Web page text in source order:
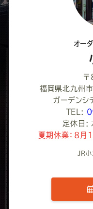
オー
福岡県北九州市
ガーデンシ
TEL:
定休日:
夏期休業：8
JR